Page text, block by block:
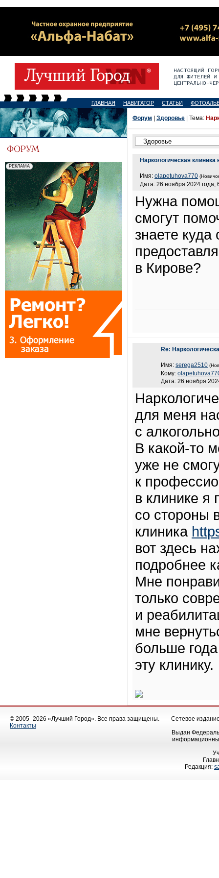
ГЛАВНАЯ НАВИГАТОР СТАТЬИ
Форум Здоровье | Тема:
Наркологическая клиника
Имя: olapetuhova770
Дата: 26 ноября 2024 года,
Нужна
смогут
знаете
в Кирове?
Re:
Имя: serega2510
Кому:
Дата: 26 ноября
для меня
с
В какой-то
уже не
к
в клинике я
со стороны
клиника
вот здесь
подробнее
Мне
только
и
мне
больше
эту клинику.
© 2005–2026 «Лучший Город». Все права защищены.
Контакты
Сетевое
Выдан
Редакция: